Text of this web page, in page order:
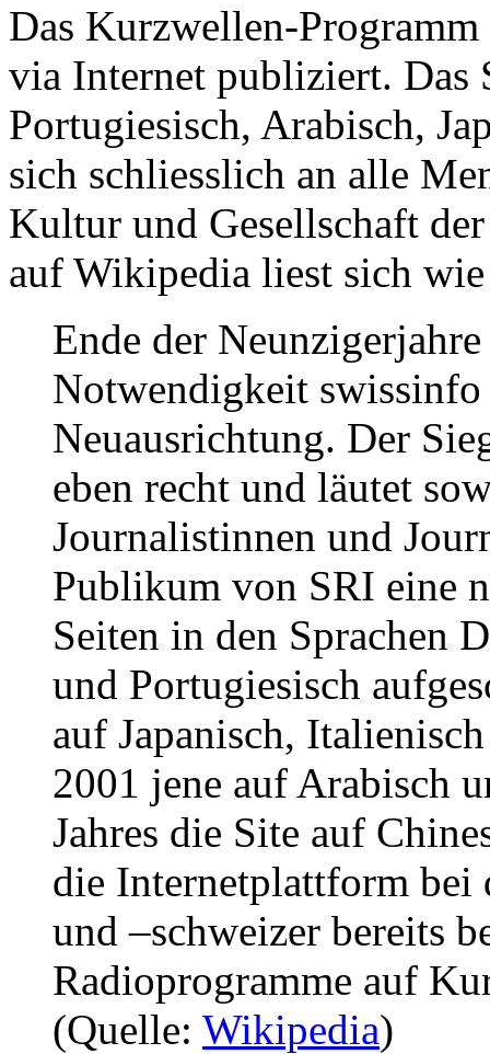
Das Kurzwellen-
via Internet publiziert. Das
Portugiesisch, Arabisch,
sich schliesslich an alle
Kultur und Gesellschaft
auf Wikipedia liest sich
Ende der
Notwendigkeit swissinfo
Neuausrichtung. Der
eben recht und läutet
Journalistinnen und
Publikum von SRI eine
Seiten in den Sprachen
und Portugiesisch
auf Japanisch,
2001 jene auf Arabisch
Jahres die Site auf
die Internetplattform bei
und –schweizer bereits
Radioprogramme auf
(Quelle: Wikipedia)